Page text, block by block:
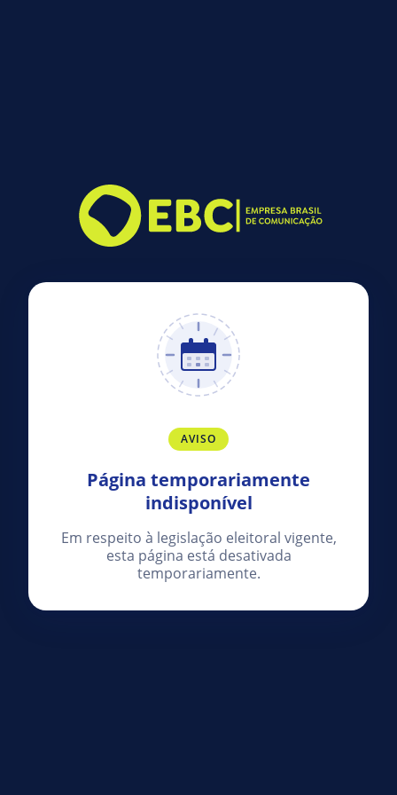
AVISO
Página temporariamente
indisponível
Em respeito à legislação eleitoral vigente,
esta página está desativada
temporariamente.